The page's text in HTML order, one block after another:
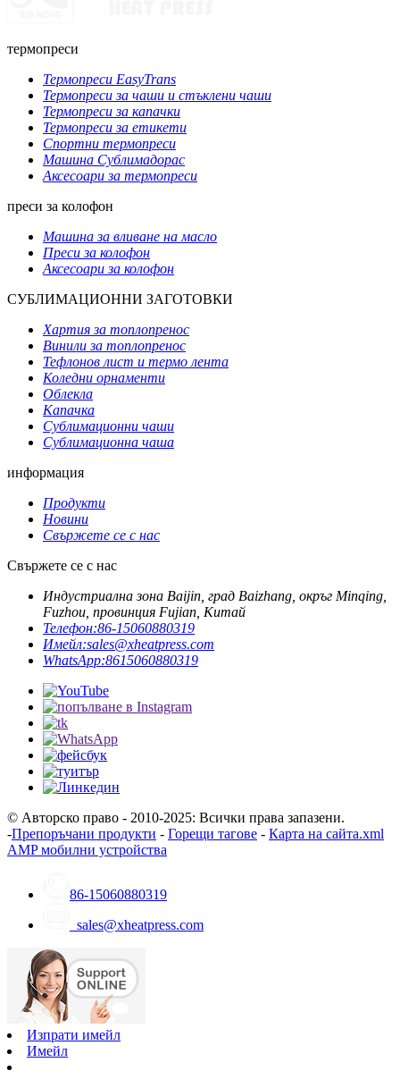
термопреси
Термопреси EasyTrans
Термопреси за чаши и стъклени чаши
Термопреси за капачки
Термопреси за етикети
Спортни термопреси
Машина Сублимадорас
Аксесоари за термопреси
преси за колофон
Машина за вливане на масло
Преси за колофон
Аксесоари за колофон
СУБЛИМАЦИОННИ ЗАГОТОВКИ
Хартия за топлопренос
Винили за топлопренос
Тефлонов лист и термо лента
Коледни орнаменти
Облекла
Капачка
Сублимационни чаши
Сублимационна чаша
информация
Продукти
Новини
Свържете се с нас
Свържете се с нас
Индустриална зона Baijin, град Baizhang, окръг Minqing,
Fuzhou, провинция Fujian, Китай
Телефон:86-15060880319
Имейл:sales@xheatpress.com
WhatsApp:8615060880319
© Авторско право - 2010-2025: Всички права запазени.
-Препоръчани продукти - Горещи тагове - Карта на сайта.xml
AMP мобилни устройства
86-15060880319
sales@xheatpress.com
Изпрати имейл
Имейл